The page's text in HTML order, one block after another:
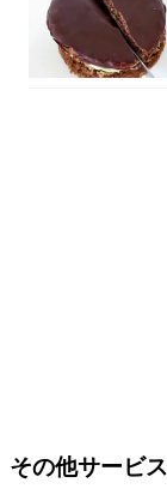
その他サービス